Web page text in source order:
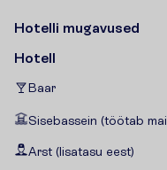
Hotelli mugavused
Hotell
Baar
Sisebassein (töötab
Arst (lisatasu eest)